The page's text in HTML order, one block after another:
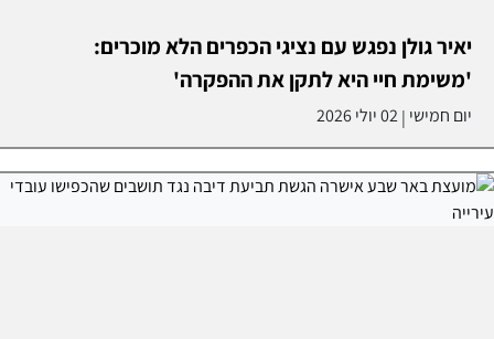
יאיר גולן נפגש עם נציגי הכפרים הלא מוכרים:
'משימת חיי היא לתקן את ההפקרה'
יום חמישי |02 יולי 2026